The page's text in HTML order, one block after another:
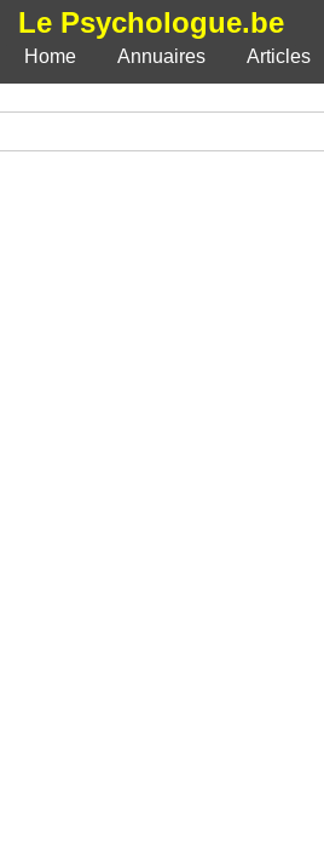
Le Psychologue.be
Home
Annuaires Articles